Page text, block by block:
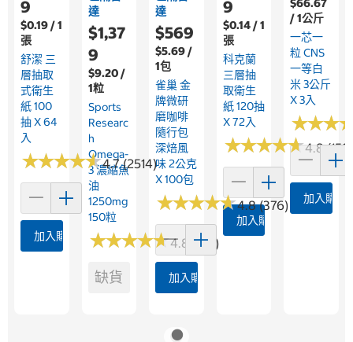
9
$0.19 / 1
張
舒潔 三
層抽取
式衛生
紙 100
抽 X 64
入
★★★★★
★★★★★4.7 (2514)
加入購物車
達
$1,37
9
$9.20 /
1粒
Sports
Researc
H
Omega-
3 濃縮魚
油
1250mg
150粒
★★★★★
★★★★★4.8 (361)
缺貨
達
$569
$5.69 /
1包
雀巢 金
牌微研
磨咖啡
隨行包
深焙風
味 2公克
X 100包
★★★★★
★★★★★4.8 (376)
加入購物車
9
$0.14 / 1
張
科克蘭
三層抽
取衛生
紙 120抽
X 72入
★★★★★
★★★★★4.8
加入購物車
$66.67
/ 1公斤
一芯一
粒 CNS
一等白
米 3公斤
X 3入
★★★
★★★
加入購物